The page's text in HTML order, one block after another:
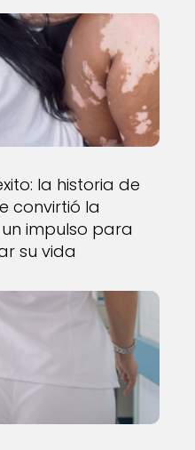
la historia de
convirtió la
impulso para
su vida